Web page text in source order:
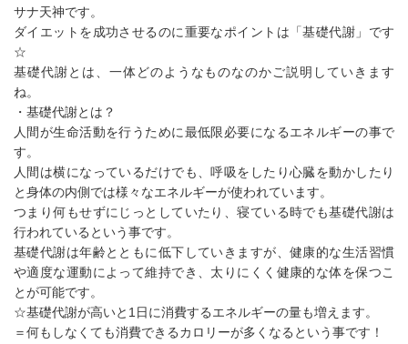
サナ天神です。
ダイエットを成功させるのに重要なポイントは「基礎代謝」です
☆
基礎代謝とは、一体どのようなものなのかご説明していきます
ね。
・基礎代謝とは？
人間が生命活動を行うために最低限必要になるエネルギーの事で
す。
人間は横になっているだけでも、呼吸をしたり心臓を動かしたり
と身体の内側では様々なエネルギーが使われています。
つまり何もせずにじっとしていたり、寝ている時でも基礎代謝は
行われているという事です。
基礎代謝は年齢とともに低下していきますが、健康的な生活習慣
や適度な運動によって維持でき、太りにくく健康的な体を保つこ
とが可能です。
☆基礎代謝が高いと1日に消費するエネルギーの量も増えます。
＝何もしなくても消費できるカロリーが多くなるという事です！